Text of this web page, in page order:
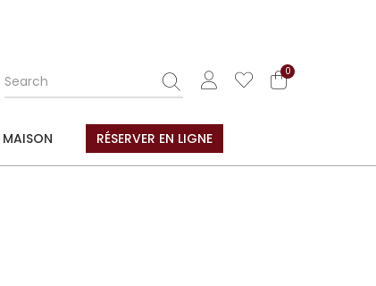
0
MAISON RÉSERVER EN LIGNE